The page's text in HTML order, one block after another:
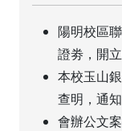
陽明校區
證劵，開
本校玉山
查明，通
會辦公文